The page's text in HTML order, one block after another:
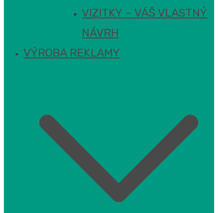
VIZITKY – VÁŠ VLASTNÝ
NÁVRH
VÝROBA REKLAMY